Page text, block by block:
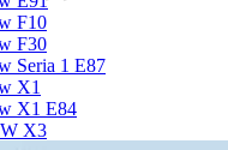
F10
F30
Seria 1 E87
X1
X1 E84
X3